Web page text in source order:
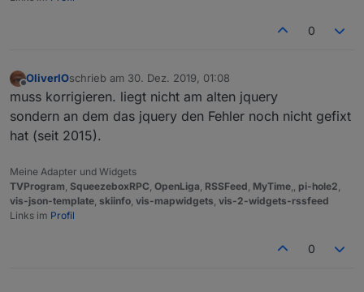
0
Offline
OliverIOschrieb am 30. Dez. 2019, 01:08
zuletzt editiert von
muss korrigieren. liegt nicht am alten jquery
sondern an dem das jquery den Fehler noch nicht gefixt
hat (seit 2015).
Meine Adapter und Widgets
TVProgram, SqueezeboxRPC, OpenLiga, RSSFeed, MyTime,, pi-hole2,
vis-json-template, skiinfo, vis-mapwidgets, vis-2-widgets-rssfeed
Links im Profil
0